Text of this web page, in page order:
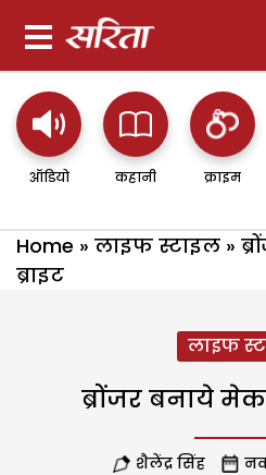
ऑडियो कहानी क्राइम
Home » लाइफ स्टाइल »
ब्राइट
लाइफ
ब्रोंजर बनाये
शैलेंद्र सिंह